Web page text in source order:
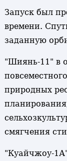
Запуск был
времени.
заданную
"Шиянь-11" в
природных
смягчения
"Куайчжоу-